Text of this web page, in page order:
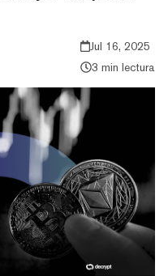
Jul 16, 2025
3 min lectura